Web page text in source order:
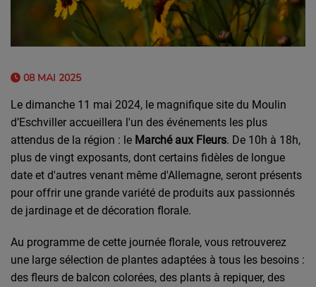
08 MAI 2025
Le dimanche 11 mai 2024, le magnifique site du Moulin
d’Eschviller accueillera l'un des événements les plus
attendus de la région : le Marché aux Fleurs. De 10h à 18h,
plus de vingt exposants, dont certains fidèles de longue
date et d'autres venant même d'Allemagne, seront présents
pour offrir une grande variété de produits aux passionnés
de jardinage et de décoration florale.
Au programme de cette journée florale, vous retrouverez
une large sélection de plantes adaptées à tous les besoins :
des fleurs de balcon colorées, des plants à repiquer, des